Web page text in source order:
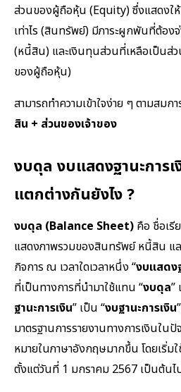
ส่วนของผู้ถือหุ้น (Equity) ซึ่งแสดงใ
เท่าไร (สินทรัพย์) มีภาระผูกพันที่ต้อง
(หนี้สิน) และเงินทุนส่วนที่เหลือเป็นส่ว
ของผู้ถือหุ้น)
สามารถทำความเข้าใจง่าย ๆ ตามสม
สิน + ส่วนของเจ้าของ
งบดุล งบแสดงฐานะการเ
แตกต่างกันยังไง ?
งบดุล (Balance Sheet) คือ ชื่อเรี
แสดงภาพรวมของสินทรัพย์ หนี้สิน แ
กิจการ ณ เวลาใดเวลาหนึ่ง “งบแสดง
ที่เป็นทางการที่นำมาใช้แทน “งบดุล”
ฐานะการเงิน” เป็น “งบฐานะการเงิน
มาตรฐานการรายงานทางการเงินใน
หมายในภาษาอังกฤษมากขึ้น โดยเริ่
ตั้งแต่วันที่ 1 มกราคม 2567 เป็นต้นไ